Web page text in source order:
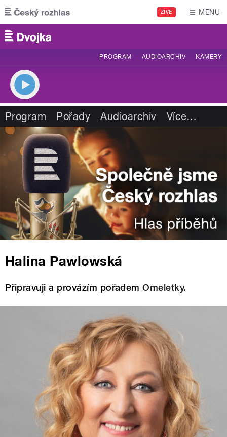
Přejít k hlavnímu obsahu
ŽIVĚ MENU
PROGRAM AUDIOARCHIV KAMERY
Program Pořady Audioarchiv Více…
Halina Pawlowská
Připravuji a provázím pořademOmeletky.